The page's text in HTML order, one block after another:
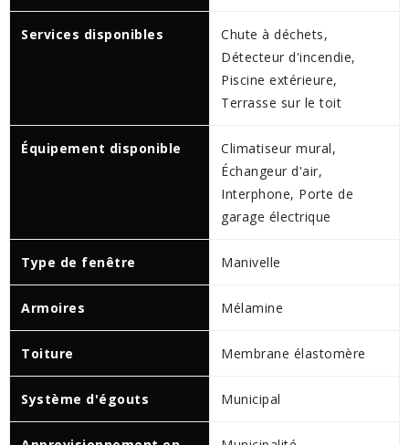
Services disponibles
Chute à déchets,
Détecteur d'incendie,
Piscine extérieure,
Terrasse sur le toit
Équipement disponible
Climatiseur mural,
Échangeur d'air,
Interphone, Porte de
garage électrique
Type de fenêtre Manivelle
Armoires Mélamine
Toiture Membrane élastomère
Système d'égouts Municipal